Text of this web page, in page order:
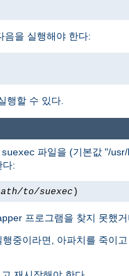
음을 실행해야 한다:
행할 수 있다.
suexec 파일을 (기본값 "/
다:
to/suexec )
프로그램을 찾지 못했
중이라면, 아파치를 죽이